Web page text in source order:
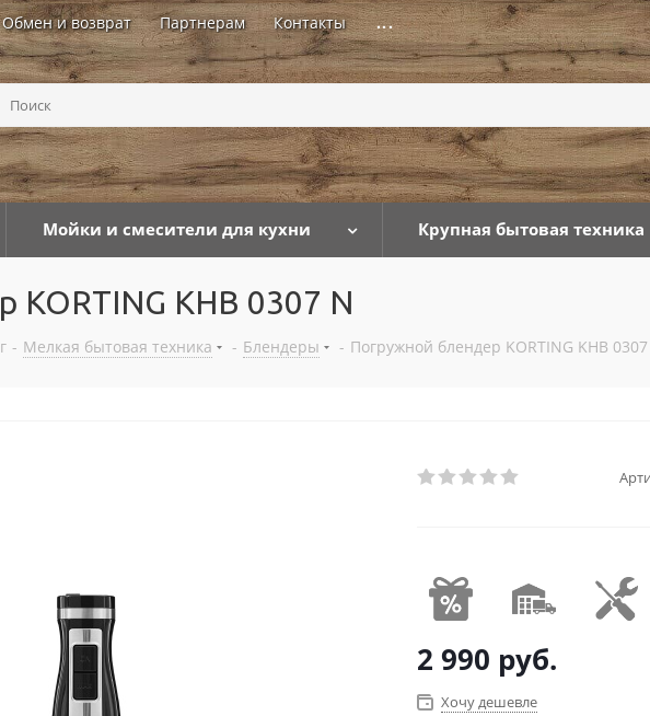
Обмен и возврат Партнерам Контакты ...
Мойки и смесители для кухни Крупная бытовая техника
KHB 0307 N
- Мелкая бытовая техника - Блендеры - Погружной блендер KORTING KHB
2 990 руб.
Хочу дешевле